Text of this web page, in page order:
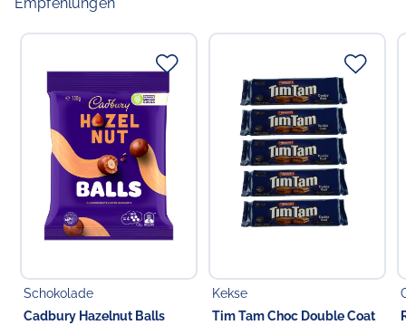
Schokolade
Cadbury Hazelnut Balls
Kekse
Tim Tam Choc Double Coat